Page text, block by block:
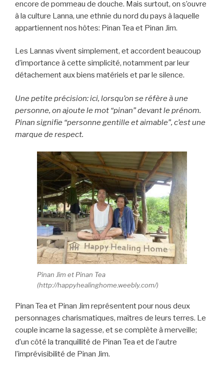
encore de pommeau de douche. Mais surtout, on s’ouvre
à la culture Lanna, une ethnie du nord du pays à laquelle
appartiennent nos hôtes: Pinan Tea et Pinan Jim.
Les Lannas vivent simplement, et accordent beaucoup
d’importance à cette simplicité, notamment par leur
détachement aux biens matériels et par le silence.
Une petite précision: ici, lorsqu’on se réfère à une
personne, on ajoute le mot “pinan” devant le prénom.
Pinan signifie “personne gentille et aimable”, c’est une
marque de respect.
Pinan Jim et Pinan Tea
(http://happyhealinghome.weebly.com/)
Pinan Tea et Pinan Jim représentent pour nous deux
personnages charismatiques, maîtres de leurs terres. Le
couple incarne la sagesse, et se complète à merveille;
d’un côté la tranquillité de Pinan Tea et de l’autre
l’imprévisibilité de Pinan Jim.